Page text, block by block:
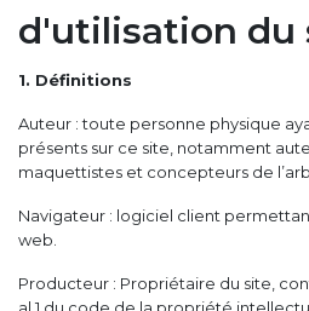
d'utilisation du
1. Définitions
Auteur : toute personne physique
présents sur ce site, notamment
maquettistes et concepteurs de
Navigateur : logiciel client
web.
Producteur : Propriétaire du site,